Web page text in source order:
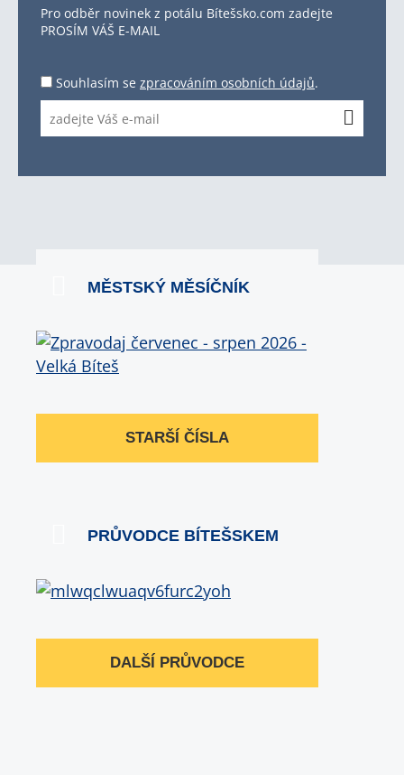
Pro odběr novinek z potálu Bítešsko.com zadejte
PROSÍM VÁŠ E-MAIL
Souhlasím se zpracováním osobních údajů.
MĚSTSKÝ MĚSÍČNÍK
STARŠÍ ČÍSLA
PRŮVODCE BÍTEŠSKEM
DALŠÍ PRŮVODCE